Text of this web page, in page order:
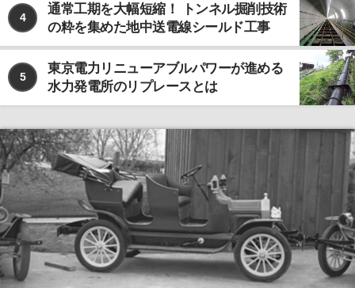
4
通常工期を大幅短縮！ トンネル掘削技術
の粋を集めた地中送電線シールド工事
5
東京電力リニューアブルパワーが進める
水力発電所のリプレースとは